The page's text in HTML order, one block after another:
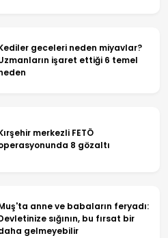
geceleri neden miyavlar?
işaret ettiği 6 temel
merkezli FETÖ
8 gözaltı
anne ve babaların feryadı:
sığının, bu fırsat bir
gelmeyebilir